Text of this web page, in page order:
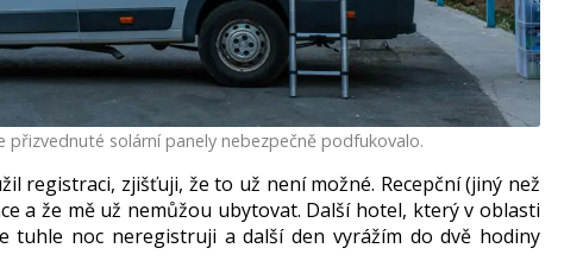
solární panely nebezpečně podfukovalo.
registraci, zjišťuji, že to už není možné. Recepční (jiný než
a že mě už nemůžou ubytovat. Další hotel, který v oblasti
tuhle noc neregistruji a další den vyrážím do dvě hodiny